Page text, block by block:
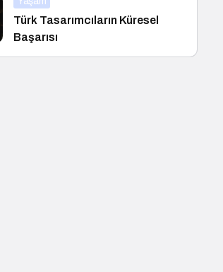
Türk Tasarımcıların Küresel
Başarısı